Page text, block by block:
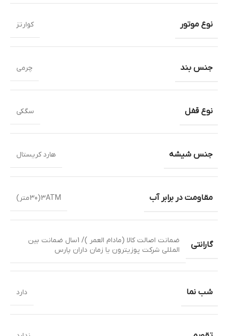
نوع موتور کوارتز
جنس بند چرمی
نوع قفل سگکی
جنس شیشه هارد کریستال
مقاومت در برابر آب 3ATM(30متر)
گارانتی
ضمانت اصالت کالا (مادام العمر )/ 1سال ضمانت بین
المللی شرکت پوزیترون یا زمان داران پارس
شب نما دارد